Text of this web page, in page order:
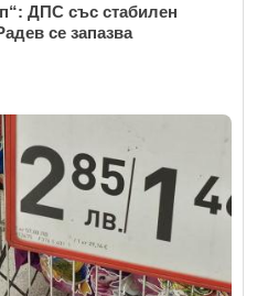
ДПС със стабилен
се запазва